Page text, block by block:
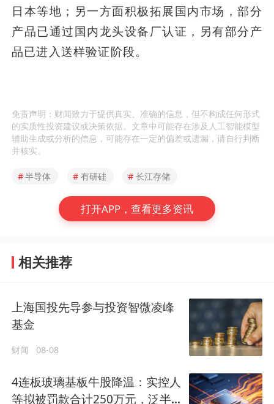
日本等地；另一方面积极拓展国内市场，部分
产品已通过国内龙头设备厂认证，另有部分产
品已进入送样验证阶段。
免责声明：财闻致力于提供真实、准确的信息，但不构成任何形式
的实质性投资建议或决策依据。文章中可能存在涉及人工智能模型
辅助生成或分析的信息，可能存在一定的偏差或遗漏，请自行判断
并核实。
#半导体 # 有研硅 # 长江存储
打开APP，查看更多资讯
相关推荐
上海国投先导参与投资智微凌峰
基金
财闻 08-08
4连板玻璃基板牛股降温：实控人
等拟被罚款合计250万元，泛半